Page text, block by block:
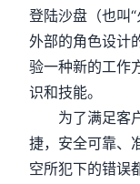
登陆沙盘（也叫
外部的角色设计
验一种新的工作
识和技能。
为了满足客户
捷，安全可靠、
空所犯下的错误